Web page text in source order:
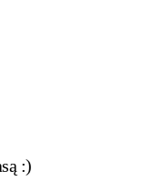
:)